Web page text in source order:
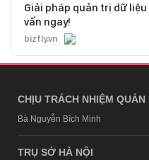
Giải pháp quản trị dữ
vấn ngay!
bizfly.vn
CHỊU TRÁCH NHIỆM QUẢN
Bà Nguyễn Bích Minh
TRỤ SỞ HÀ NỘI